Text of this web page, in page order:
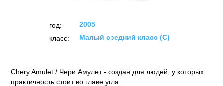
год:
2005
класс:
Малый средний класс (C)
Chery Amulet / Чери Амулет - создан для людей, у которых
практичность стоит во главе угла.